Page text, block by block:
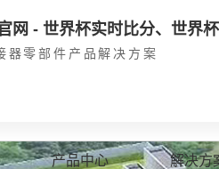
网 - 世界杯实时比分、世界
器零部件产品解决方案
产品中心 解决方